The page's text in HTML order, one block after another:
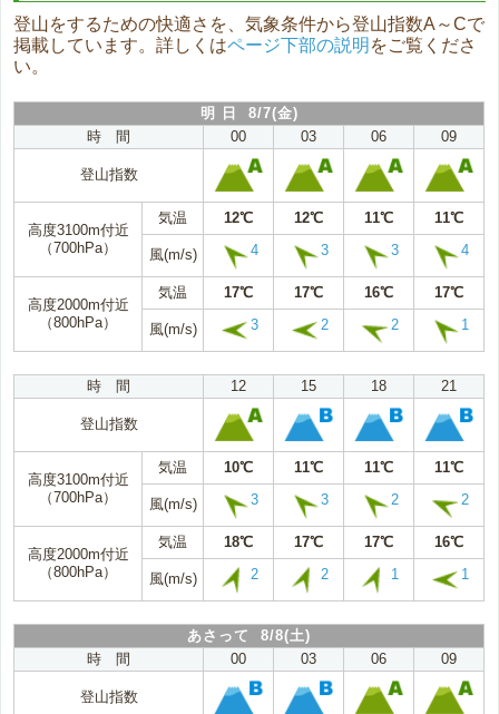
登山をするための快適さを、気象条件から登山指数A～Cで
掲載しています。詳しくはページ下部の説明 をご覧くださ
い。
明 日 8/7(金)
時 間
00 03 06 09
登山指数
高度3100m付近
（700hPa）
気温 12℃ 12℃ 11℃ 11℃
風(m/s) 4 3 3 4
高度2000m付近
（800hPa）
気温 17℃ 17℃ 16℃ 17℃
風(m/s) 3 2 2 1
時 間 12 15 18 21
登山指数
高度3100m付近
（700hPa）
気温 10℃ 11℃ 11℃ 11℃
風(m/s) 3 3 2 2
高度2000m付近
（800hPa）
気温 18℃ 17℃ 17℃ 16℃
風(m/s) 2 2 1 1
あさって 8/8(土)
時 間
00 03 06 09
登山指数